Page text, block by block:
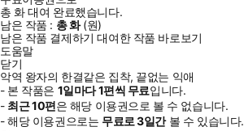
총 화대여 완료했습니다.
남은 작품 : 총화(원)
남은 작품 결제하기 대여한 작품 바로보기
도움말
닫기
악역 왕자의 한결같은 집착, 끝없는 익애
- 본 작품은 1일마다1편씩 무료입니다.
- 최근10편은 해당 이용권으로 볼 수 없습니다.
- 해당 이용권으로는 무료로3일간볼 수 있습니다.